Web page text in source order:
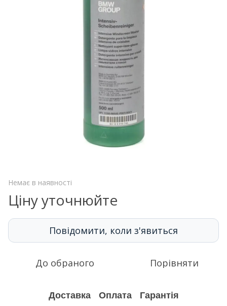
Немає в наявності
Ціну уточнюйте
Повідомити, коли з'явиться
До обраного Порівняти
Доставка Оплата Гарантія